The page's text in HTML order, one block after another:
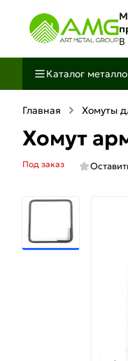
В
Каталог
Главная Хомуты
Хомут
Под заказ